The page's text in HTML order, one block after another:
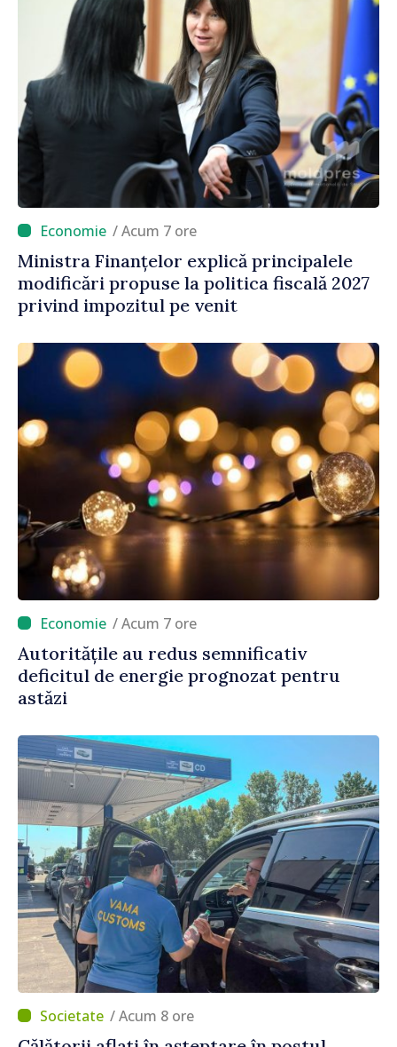
/ Acum 7 ore
Ministra Finanțelor explică principalele
modificări propuse la politica fiscală 2027
privind impozitul pe venit
/ Acum 7 ore
Autoritățile au redus semnificativ
deficitul de energie prognozat pentru
astăzi
/ Acum 8 ore